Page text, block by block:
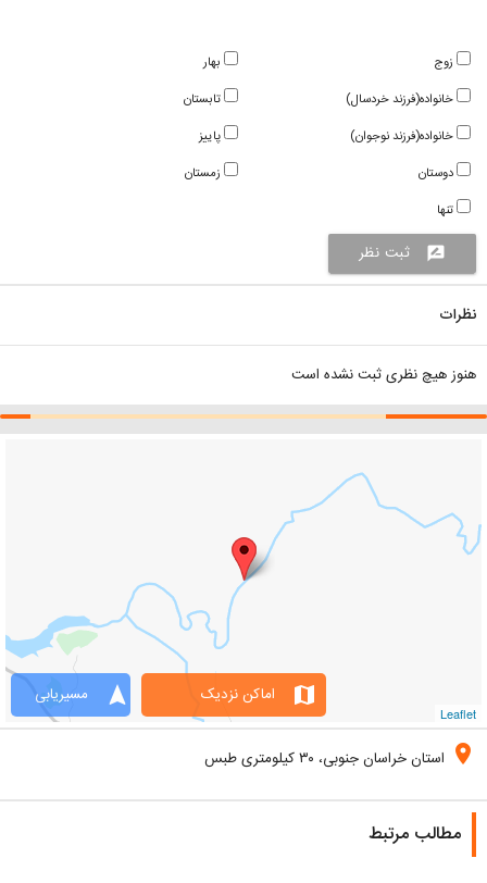
بهار
تابستان
پاییز
زمستان
زوج
خانواده(فرزند خردسال)
خانواده(فرزند نوجوان)
دوستان
تنها
rate_review ثبت نظر
نظرات
هنوز هیچ نظری ثبت نشده است
Leaflet
navigation مسیریابی map اماکن نزدیک
location_on استان خراسان جنوبی، ۳۰ کیلومتری طبس
مطالب مرتبط